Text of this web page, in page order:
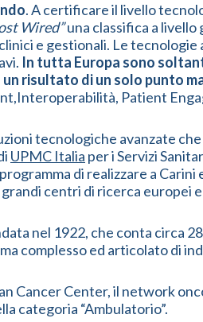
. A certificare il livello
Wired”una classifica a livello
e gestionali. Le
In tutta Europa sono
risultato di un solo punto
Patient
tecnologiche avanzate
UPMC Italia per i Servizi
di realizzare a
centri di ricerca europei e
nel 1922, che conta circa
complesso ed articolato di
Cancer Center, il network
categoria “Ambulatorio”.